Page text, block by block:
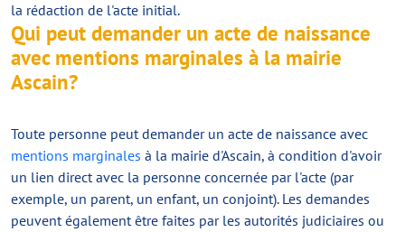
la rédaction de l'acte initial.
Qui peut demander un acte de naissance
avec mentions marginales à la mairie
Ascain?
Toute personne peut demander un acte de naissance avec
mentions marginales à la mairie d'Ascain, à condition d'avoir
un lien direct avec la personne concernée par l'acte (par
exemple, un parent, un enfant, un conjoint). Les demandes
peuvent également être faites par les autorités judiciaires ou